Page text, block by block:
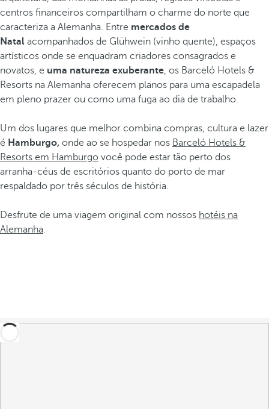
centros financeiros compartilham o charme do norte que
caracteriza a Alemanha. Entre mercados de
Natal acompanhados de Glühwein (vinho quente), espaços
artísticos onde se enquadram criadores consagrados e
novatos, e uma natureza exuberante, os Barceló Hotels &
Resorts na Alemanha oferecem planos para uma escapadela
em pleno prazer ou como uma fuga ao dia de trabalho.
Um dos lugares que melhor combina compras, cultura e lazer
é Hamburgo, onde ao se hospedar nos Barceló Hotels &
Resorts em Hamburgo você pode estar tão perto dos
arranha-céus de escritórios quanto do porto de mar
respaldado por três séculos de história.
Desfrute de uma viagem original com nossos hotéis na
Alemanha.